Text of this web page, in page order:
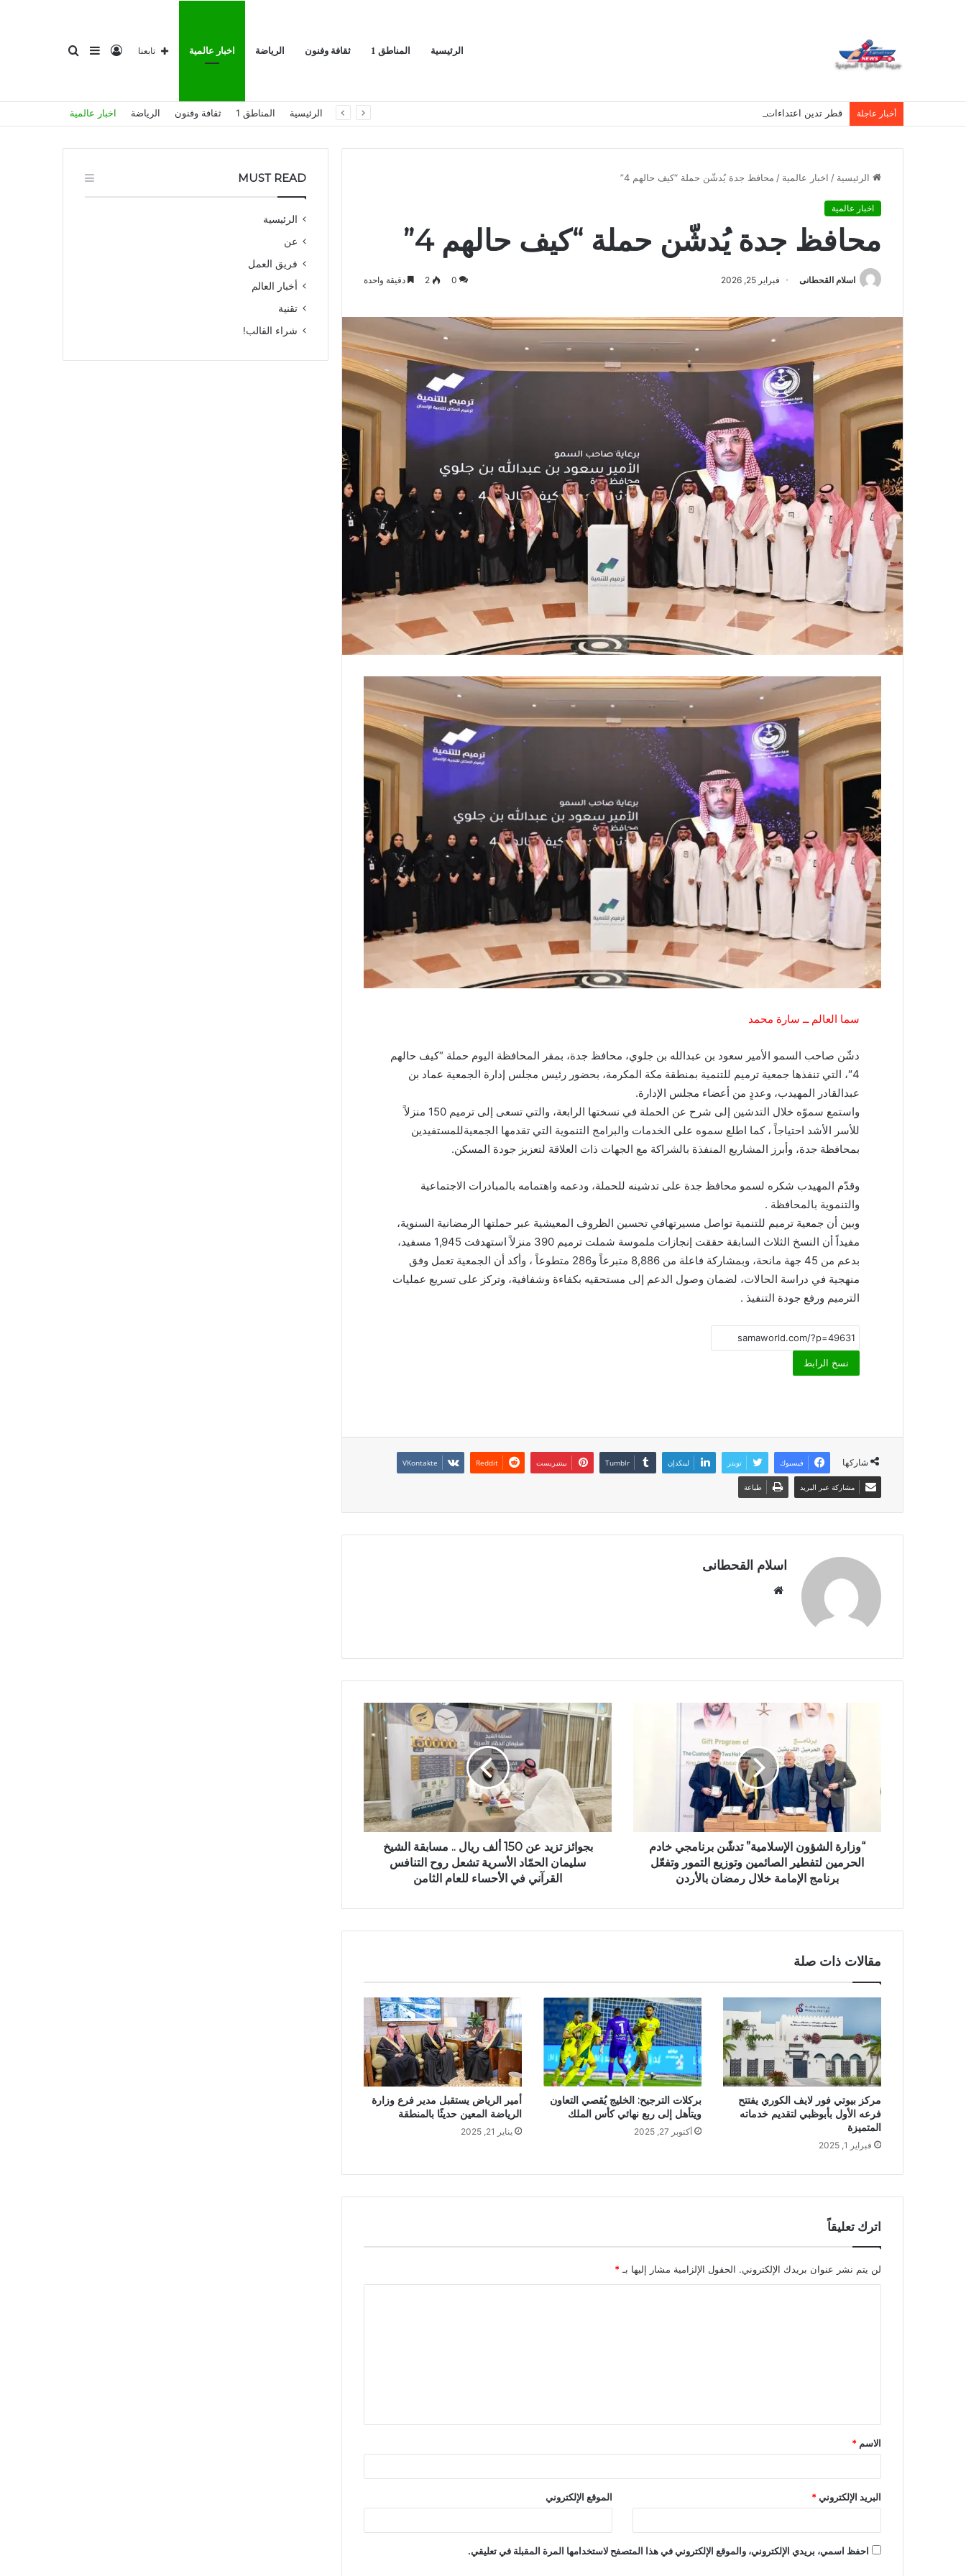
الرئيسية المناطق 1 ثقافة وفنون الرياضة اخبار عالمية
عن
إضافة
عمود
تسجيل
الدخول
تابعنا
أخبار عاجلة قطر تدين اعتداءات الحوثي على نجران وتصفها بانتهاك لسيادة المملكة الرئيسية المناطق 1 ثقافة وفنون الرياضة اخبار عالمية
الرئيسية / اخبار عالمية / محافظ جدة يُدشّن حملة “كيف حالهم 4”
اخبار عالمية
محافظ جدة يُدشّن حملة “كيف حالهم 4”
اسلام القحطانى فبراير 25, 2026 0
2 دقيقة واحدة
سما العالم ــ سارة محمد
دشّن صاحب السمو الأمير سعود بن عبدالله بن جلوي، محافظ جدة، بمقر المحافظة اليوم حملة “كيف حالهم
4″، التي تنفذها جمعية ترميم للتنمية بمنطقة مكة المكرمة، بحضور رئيس مجلس إدارة الجمعية عماد بن
عبدالقادر المهيدب، وعددٍ من أعضاء مجلس الإدارة.
واستمع سموّه خلال التدشين إلى شرح عن الحملة في نسختها الرابعة، والتي تسعى إلى ترميم 150 منزلاً
للأسر الأشد احتياجاً ، كما اطلع سموه على الخدمات والبرامج التنموية التي تقدمها الجمعيةللمستفيدين
بمحافظة جدة، وأبرز المشاريع المنفذة بالشراكة مع الجهات ذات العلاقة لتعزيز جودة المسكن.
وقدّم المهيدب شكره لسمو محافظ جدة على تدشينه للحملة، ودعمه واهتمامه بالمبادرات الاجتماعية
والتنموية بالمحافظة .
وبين أن جمعية ترميم للتنمية تواصل مسيرتهافي تحسين الظروف المعيشية عبر حملتها الرمضانية السنوية،
مفيداً أن النسخ الثلاث السابقة حققت إنجازات ملموسة شملت ترميم 390 منزلاً استهدفت 1,945 مسفيد،
بدعم من 45 جهة مانحة، وبمشاركة فاعلة من 8,886 متبرعاً و286 متطوعاً ، وأكد أن الجمعية تعمل وفق
منهجية في دراسة الحالات، لضمان وصول الدعم إلى مستحقيه بكفاءة وشفافية، وتركز على تسريع عمليات
الترميم ورفع جودة التنفيذ .
نسخ الرابط
شاركها فيسبوك تويتر لينكدإن بينتيريست
مشاركة عبر البريد طباعة
اسلام القحطانى
ا
ي
“وزارة الشؤون الإسلامية” تدشّن برنامجي خادم
الحرمين لتفطير الصائمين وتوزيع التمور وتفعّل
برنامج الإمامة خلال رمضان بالأردن
بجوائز تزيد عن 150 ألف ريال .. مسابقة الشيخ
سليمان الحمّاد الأسرية تشعل روح التنافس
القرآني في الأحساء للعام الثامن
مقالات ذات صلة
مركز بيوتي فور لايف الكوري يفتتح
فرعه الأول بأبوظبي لتقديم خدماته
المتميزة
فبراير 1, 2025
بركلات الترجيح: الخليج يُقصي التعاون
ويتأهل إلى ربع نهائي كأس الملك
أكتوبر 27, 2025
أمير الرياض يستقبل مدير فرع وزارة
الرياضة المعين حديثًا بالمنطقة
يناير 21, 2025
اترك تعليقاً
لن يتم نشر عنوان بريدك الإلكتروني. الحقول الإلزامية مشار إليها بـ *
ق
*
الاسم *
البريد الإلكتروني* الموقع الإلكتروني
احفظ اسمي، بريدي الإلكتروني، والموقع الإلكتروني في هذا المتصفح لاستخدامها المرة المقبلة في تعليقي.
MUST READ
الرئيسية
عن
فريق العمل
أخبار العالم
تقنية
شراء القالب!